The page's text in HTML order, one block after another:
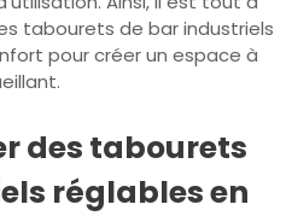
tabourets de bar industriels
pour créer un espace à
des tabourets
réglables en